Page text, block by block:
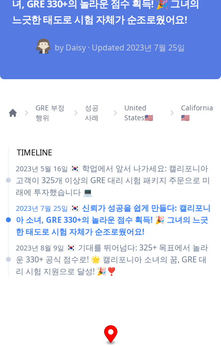
녀, GRE 330+의 놀라운 점수 획득! 🎉 그녀의
느긋한 태도로 시험 자체가 순조로웠어요!
by Daisy · Updated 2023년 7월 25일
GRE 부정
행위
성공
사례
United
States🇺🇸
California
🇺🇸
TIMELINE
2023년 5월 16일 🇰🇷 학업에서 앞서 나가세요: 캘리포니아
고객이 325개 이상의 GRE 대리 시험 패키지 주문으로 미
래에 투자했습니다 💻
2023년 7월 25일 🇰🇷 신뢰가 성공을 쉽게 만들다: 캘리포니
아 소녀, GRE 330+의 놀라운 점수 획득! 🎉 그녀의 느긋
한 태도로 시험 자체가 순조로웠어요!
2023년 8월 9일 🇰🇷 기대를 뛰어넘다: 325+ 목표에서 놀라
운 330+ 공식 점수로! 🌟 캘리포니아 소녀의 꿈, GRE 대
리 시험 지원으로 달성! 🎉❣️